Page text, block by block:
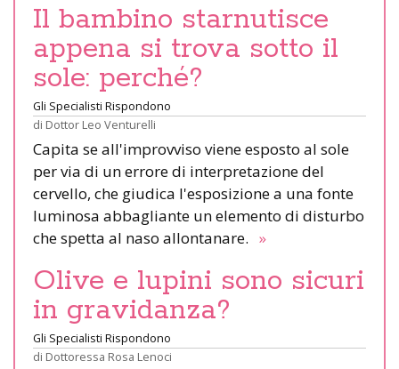
Il bambino starnutisce
appena si trova sotto il
sole: perché?
Gli Specialisti Rispondono
di Dottor Leo Venturelli
Capita se all'improvviso viene esposto al sole
per via di un errore di interpretazione del
cervello, che giudica l'esposizione a una fonte
luminosa abbagliante un elemento di disturbo
che spetta al naso allontanare. »
Olive e lupini sono sicuri
in gravidanza?
Gli Specialisti Rispondono
di Dottoressa Rosa Lenoci